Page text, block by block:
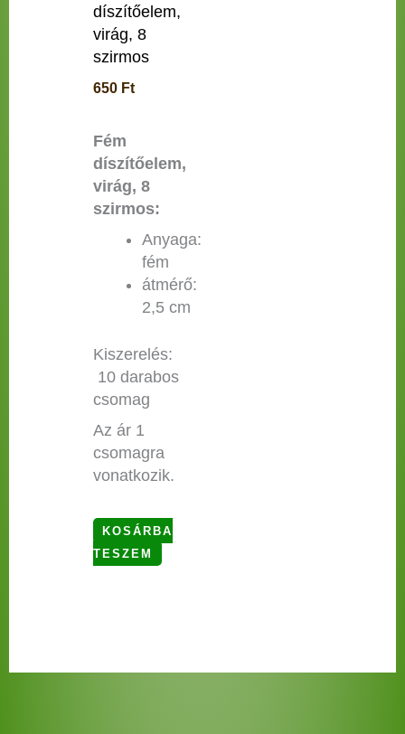
díszítőelem,
virág, 8
szirmos
650 Ft
Fém
díszítőelem,
virág, 8
szirmos:
Anyaga:
fém
átmérő:
2,5 cm
Kiszerelés:
10 darabos
csomag
Az ár 1
csomagra
vonatkozik.
KOSÁRBA
TESZEM